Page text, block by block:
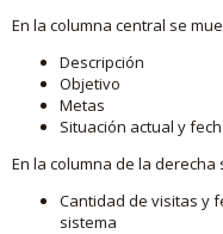
En la columna central se
Descripción
Objetivo
Metas
Situación actual y
En la columna de la
Cantidad de visitas y
sistema